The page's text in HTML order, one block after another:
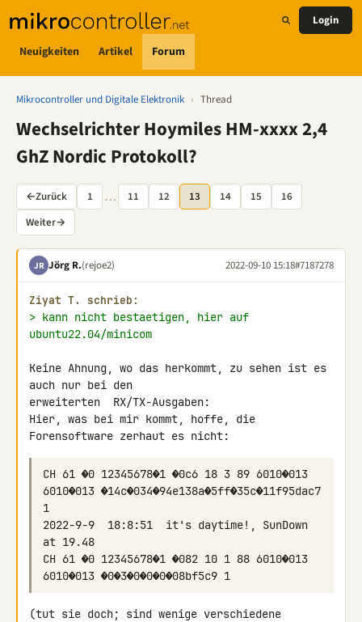
Neuigkeiten Artikel Forum
Login
Mikrocontroller und Digitale Elektronik › Thread
Wechselrichter Hoymiles HM-xxxx 2,4
GhZ Nordic Protokoll?
←Zurück 1 … 11 12 13 14 15
16
Weiter→
JR Jörg R.(rejoe2) 2022-09-10 15:18#7187278
Ziyat T. schrieb:
> kann nicht bestaetigen, hier auf
ubuntu22.04/minicom
Keine Ahnung, wo das herkommt, zu sehen ist es
auch nur bei den
erweiterten  RX/TX-Ausgaben:
Hier, was bei mir kommt, hoffe, die
Forensoftware zerhaut es nicht:
CH 61 �0 12345678�1 �0c6 18 3 89 6010�013
6010�013 �14c�034�94e138a�5ff�35c�11f95dac7
2022-9-9  18:8:51  it's daytime!, SunDown
CH 61 �0 12345678�1 �082 10 1 88 6010�013
(tut sie doch; sind wenige verschiedene